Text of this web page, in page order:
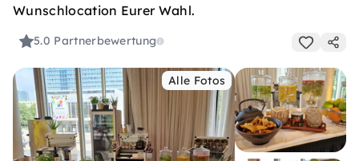
Wunschlocation Eurer Wahl.
5.0 Partnerbewertung
Alle Fotos